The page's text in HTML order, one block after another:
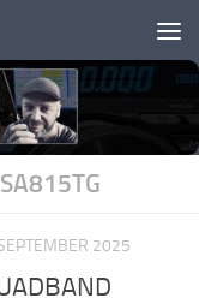
2025